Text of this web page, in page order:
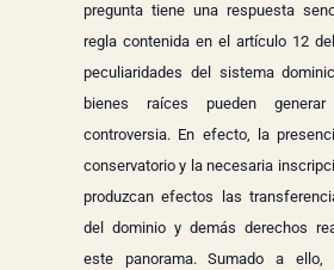
pregunta tiene una respuesta
regla contenida en el artículo 12 del
peculiaridades del sistema
bienes raíces pueden
controversia. En efecto, la
conservatorio y la necesaria
produzcan efectos las
del dominio y demás derechos
este panorama. Sumado a ello,